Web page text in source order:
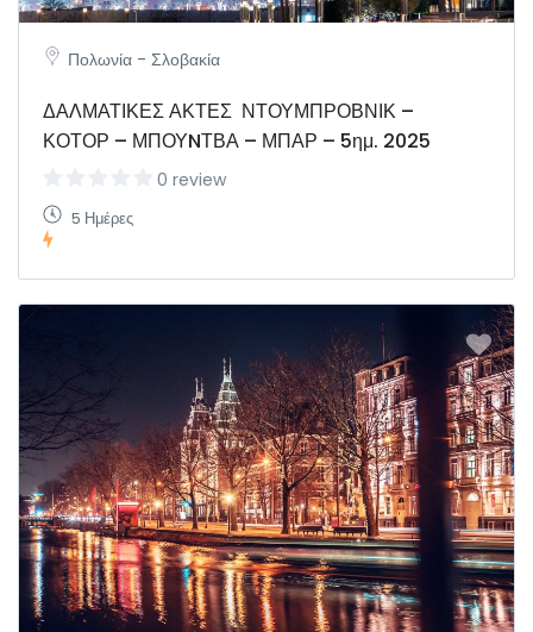
Πολωνία - Σλοβακία
ΔΑΛΜΑΤΙΚΕΣ ΑΚΤΕΣ ΝΤΟΥΜΠΡΟΒΝΙΚ –
ΚΟΤΟΡ – ΜΠΟΥNΤΒΑ – ΜΠΑΡ – 5ημ. 2025
0 review
5 Ημέρες